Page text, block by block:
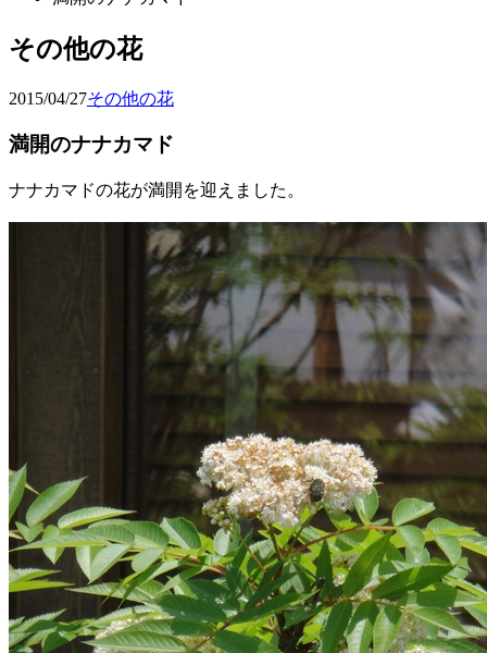
その他の花
2015/04/27その他の花
満開のナナカマド
ナナカマドの花が満開を迎えました。